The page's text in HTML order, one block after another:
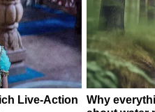
Live-Action
Why